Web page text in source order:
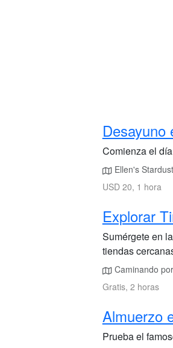
Desayuno
Comienza el
Ellen's
USD 20, 1 hora
Explorar
Sumérgete en
tiendas
Caminando
Gratis, 2 horas
Almuerzo
Prueba el